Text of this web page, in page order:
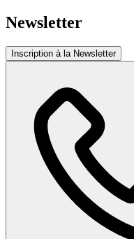
Newsletter
Inscription à la Newsletter